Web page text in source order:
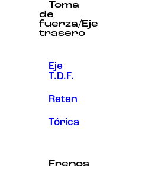
Toma
de
fuerza/Eje
trasero
Eje
T.D.F.
Reten
Tórica
Frenos